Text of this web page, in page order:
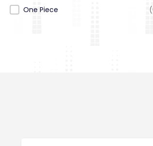
Accessori Tematica
One Piece